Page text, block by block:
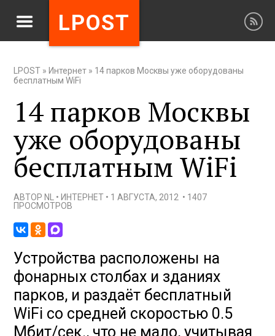
LPOST
LPOST » Интернет » 14 парков Москвы уже оборудованы
бесплатным WiFi
14 парков Москвы
уже оборудованы
бесплатным WiFi
АВТОР NL • ИНТЕРНЕТ • 1 АВГУСТА, 2012 • 1407
ПРОСМОТРОВ
Устройства расположены на
фонарных столбах и зданиях
парков, и раздаёт бесплатный
WiFi со средней скоростью 0.5
Мбит/сек., что не мало, учитывая